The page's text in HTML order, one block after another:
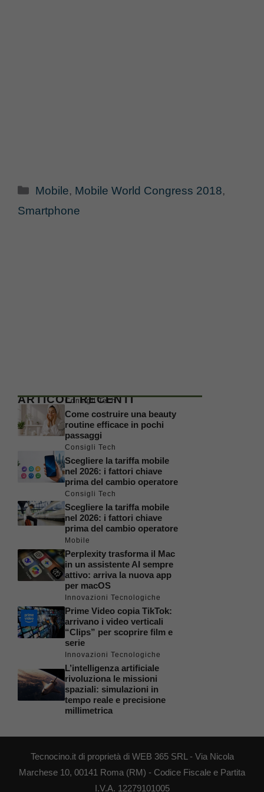
Categorie
Mobile, Mobile World Congress 2018,
Smartphone
ARTICOLI RECENTI
Consigli Tech
Come costruire una beauty
routine efficace in pochi
passaggi
Consigli Tech
Scegliere la tariffa mobile
nel 2026: i fattori chiave
prima del cambio operatore
Consigli Tech
Scegliere la tariffa mobile
nel 2026: i fattori chiave
prima del cambio operatore
Mobile
Perplexity trasforma il Mac
in un assistente AI sempre
attivo: arriva la nuova app
per macOS
Innovazioni Tecnologiche
Prime Video copia TikTok:
arrivano i video verticali
“Clips” per scoprire film e
serie
Innovazioni Tecnologiche
L’intelligenza artificiale
rivoluziona le missioni
spaziali: simulazioni in
tempo reale e precisione
millimetrica
Tecnocino.it di proprietà di WEB 365 SRL - Via Nicola
Marchese 10, 00141 Roma (RM) - Codice Fiscale e Partita
I.V.A. 12279101005